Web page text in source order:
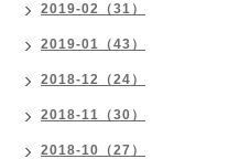
2019-02（31）
2019-01（43）
2018-12（24）
2018-11（30）
2018-10（27）